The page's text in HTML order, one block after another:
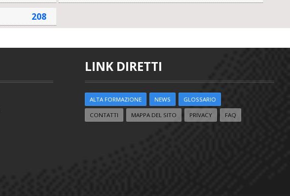
208
LINK DIRETTI
ALTA FORMAZIONE NEWS GLOSSARIO
CONTATTI MAPPA DEL SITO PRIVACY FAQ